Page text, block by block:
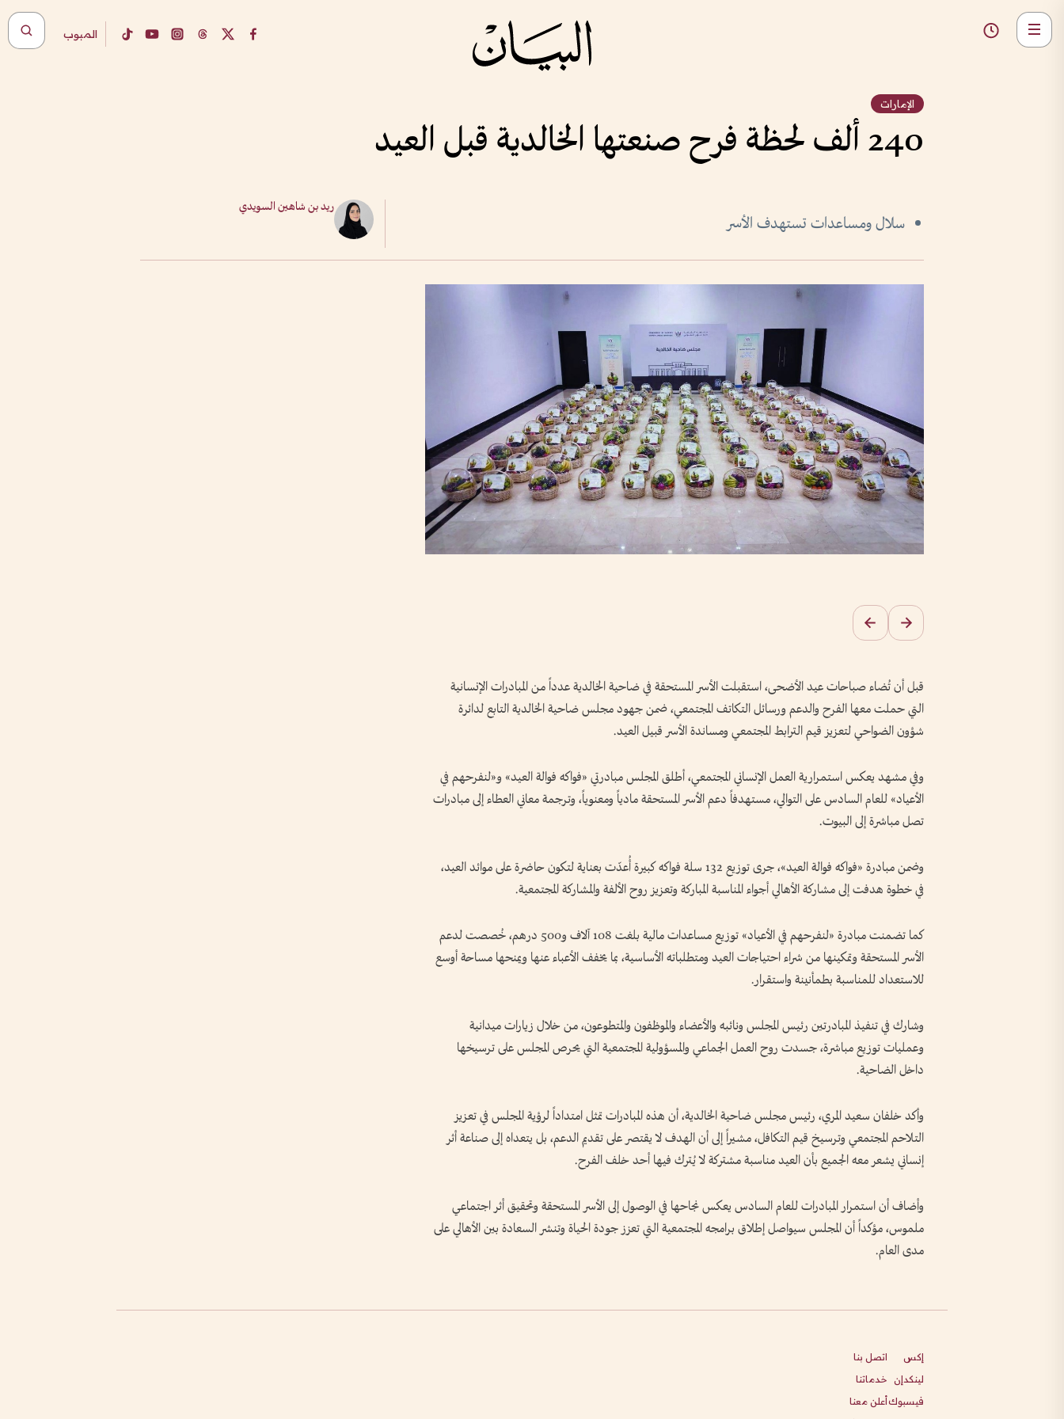
المبوب
الإمارات
240 ألف لحظة فرح صنعتها الخالدية قبل العيد
سلال ومساعدات تستهدف الأسر
ريد بن شاهين السويدي
قبل أن تُضاء صباحات عيد الأضحى، استقبلت الأسر المستحقة في ضاحية الخالدية عدداً من المبادرات الإنسانية
التي حملت معها الفرح والدعم ورسائل التكاتف المجتمعي، ضمن جهود مجلس ضاحية الخالدية التابع لدائرة
شؤون الضواحي لتعزيز قيم الترابط المجتمعي ومساندة الأسر قبيل العيد.
وفي مشهد يعكس استمرارية العمل الإنساني المجتمعي، أطلق المجلس مبادرتي «فواكه فوالة العيد» و«لنفرحهم في
الأعياد» للعام السادس على التوالي، مستهدفاً دعم الأسر المستحقة مادياً ومعنوياً، وترجمة معاني العطاء إلى مبادرات
تصل مباشرة إلى البيوت.
وضمن مبادرة «فواكه فوالة العيد»، جرى توزيع 132 سلة فواكه كبيرة أُعدّت بعناية لتكون حاضرة على موائد العيد،
في خطوة هدفت إلى مشاركة الأهالي أجواء المناسبة المباركة وتعزيز روح الألفة والمشاركة المجتمعية.
كما تضمنت مبادرة «لنفرحهم في الأعياد» توزيع مساعدات مالية بلغت 108 آلاف و500 درهم، خُصصت لدعم
الأسر المستحقة وتمكينها من شراء احتياجات العيد ومتطلباته الأساسية، بما يخفف الأعباء عنها ويمنحها مساحة أوسع
للاستعداد للمناسبة بطمأنينة واستقرار.
وشارك في تنفيذ المبادرتين رئيس المجلس ونائبه والأعضاء والموظفون والمتطوعون، من خلال زيارات ميدانية
وعمليات توزيع مباشرة، جسدت روح العمل الجماعي والمسؤولية المجتمعية التي يحرص المجلس على ترسيخها
داخل الضاحية.
وأكد خلفان سعيد المري، رئيس مجلس ضاحية الخالدية، أن هذه المبادرات تمثل امتداداً لرؤية المجلس في تعزيز
التلاحم المجتمعي وترسيخ قيم التكافل، مشيراً إلى أن الهدف لا يقتصر على تقديم الدعم، بل يتعداه إلى صناعة أثر
إنساني يشعر معه الجميع بأن العيد مناسبة مشتركة لا يُترك فيها أحد خلف الفرح.
وأضاف أن استمرار المبادرات للعام السادس يعكس نجاحها في الوصول إلى الأسر المستحقة وتحقيق أثر اجتماعي
ملموس، مؤكداً أن المجلس سيواصل إطلاق برامجه المجتمعية التي تعزز جودة الحياة وتنشر السعادة بين الأهالي على
مدى العام.
إكس
لينكدإن
فيسبوك
اتصل بنا
خدماتنا
أعلن معنا